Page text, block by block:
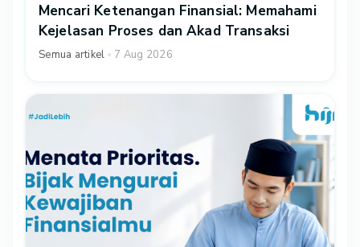
Mencari Ketenangan Finansial: Memahami
Kejelasan Proses dan Akad Transaksi
Semua artikel 7 Aug 2026